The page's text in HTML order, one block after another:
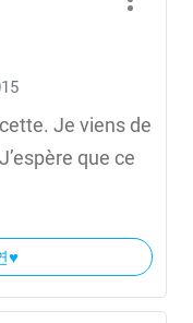
Je viens de
que ce
♥